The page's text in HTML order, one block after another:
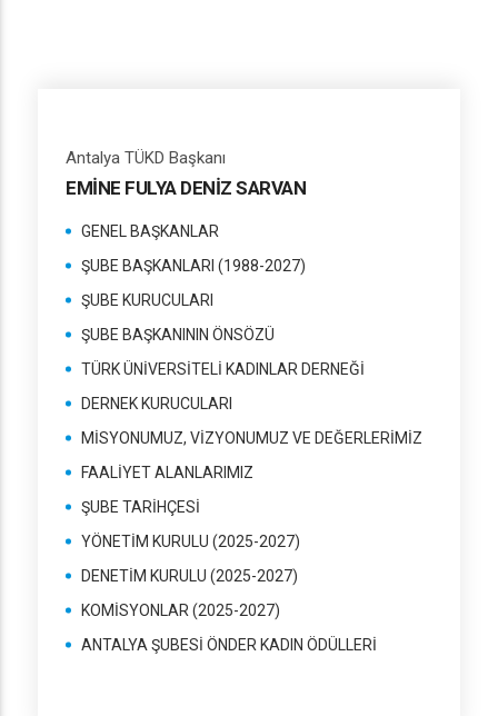
Antalya TÜKD Başkanı
EMİNE FULYA DENİZ SARVAN
GENEL BAŞKANLAR
ŞUBE BAŞKANLARI (1988-2027)
ŞUBE KURUCULARI
ŞUBE BAŞKANININ ÖNSÖZÜ
TÜRK ÜNİVERSİTELİ KADINLAR DERNEĞİ
DERNEK KURUCULARI
MİSYONUMUZ, VİZYONUMUZ VE DEĞERLERİMİZ
FAALİYET ALANLARIMIZ
ŞUBE TARİHÇESİ
YÖNETİM KURULU (2025-2027)
DENETİM KURULU (2025-2027)
KOMİSYONLAR (2025-2027)
ANTALYA ŞUBESİ ÖNDER KADIN ÖDÜLLERİ